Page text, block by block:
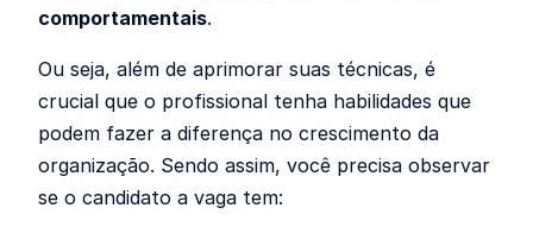
comportamentais.
Ou seja, além de aprimorar suas técnicas, é
crucial que o profissional tenha habilidades que
podem fazer a diferença no crescimento da
organização. Sendo assim, você precisa observar
se o candidato a vaga tem: